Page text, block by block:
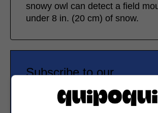
snowy owl can detect a field
under 8 in. (20 cm) of snow.
Subscribe to our